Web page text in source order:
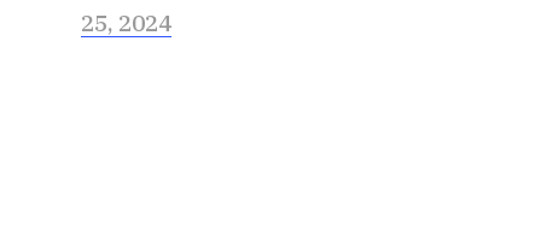
25, 2024